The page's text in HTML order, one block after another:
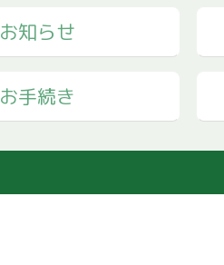
お知らせ
お手続き